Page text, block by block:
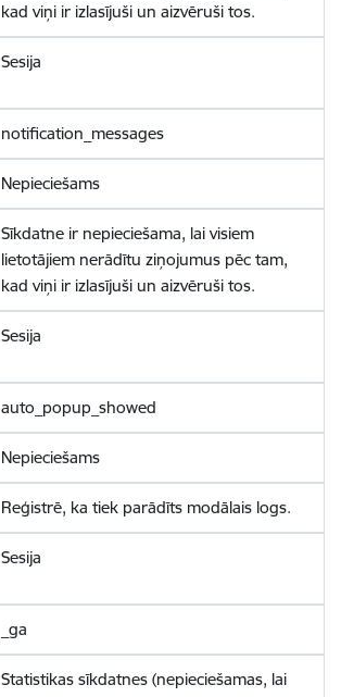
kad viņi ir izlasījuši un aizvēruši tos.
Sesija
notification_messages
Nepieciešams
Sīkdatne ir nepieciešama, lai visiem
lietotājiem nerādītu ziņojumus pēc tam,
kad viņi ir izlasījuši un aizvēruši tos.
Sesija
auto_popup_showed
Nepieciešams
Reģistrē, ka tiek parādīts modālais logs.
Sesija
_ga
Statistikas sīkdatnes (nepieciešamas, lai